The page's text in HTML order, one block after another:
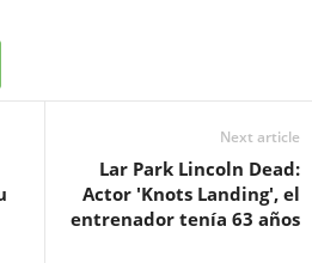
Next article
Lar Park Lincoln Dead:
Actor 'Knots Landing', el
entrenador tenía 63 años